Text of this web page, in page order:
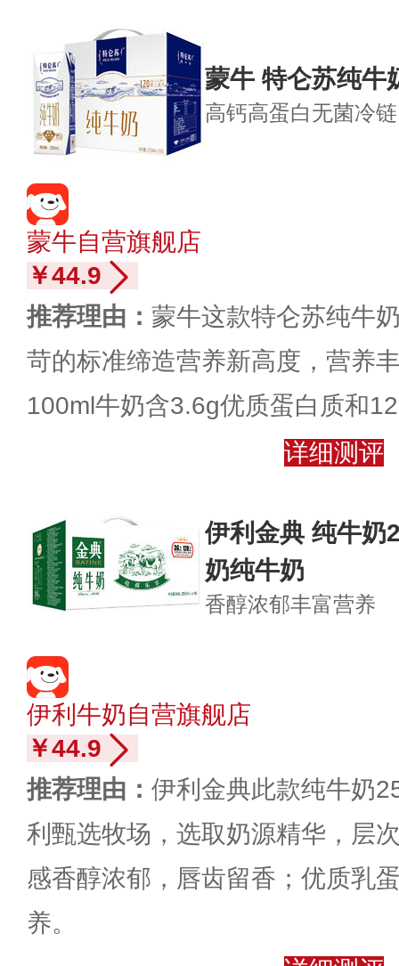
蒙牛 特仑苏纯牛
高钙高蛋白无菌冷链
蒙牛自营旗舰店
￥44.9
推荐理由： 蒙牛这款特仑苏纯牛
苛的标准缔造营养新高度，营养
100ml牛奶含3.6g优质蛋白质和
详细测评
伊利金典 纯牛奶
奶纯牛奶
香醇浓郁丰富营养
伊利牛奶自营旗舰店
￥44.9
推荐理由： 伊利金典此款纯牛奶
利甄选牧场，选取奶源精华，层
感香醇浓郁，唇齿留香；优质乳
养。